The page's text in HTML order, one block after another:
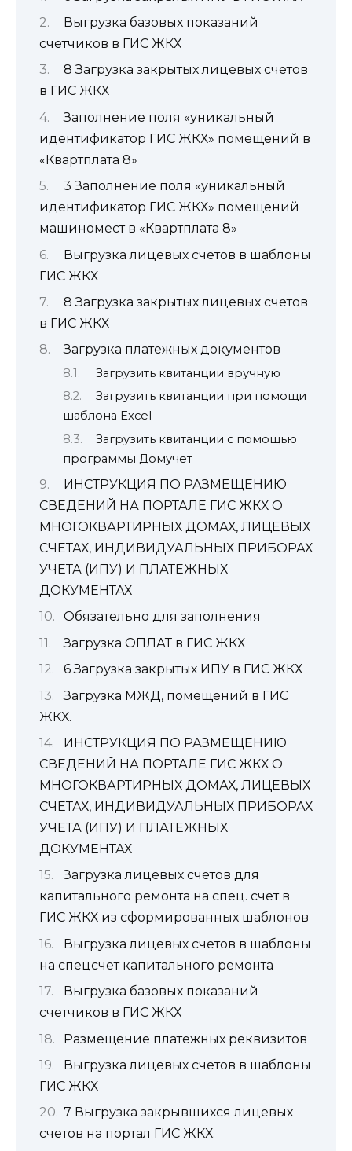
Выгрузка базовых показаний
счетчиков в ГИС ЖКХ
8 Загрузка закрытых лицевых счетов
в ГИС ЖКХ
Заполнение поля «уникальный
идентификатор ГИС ЖКХ» помещений в
«Квартплата 8»
3 Заполнение поля «уникальный
идентификатор ГИС ЖКХ» помещений
машиномест в «Квартплата 8»
Выгрузка лицевых счетов в шаблоны
ГИС ЖКХ
8 Загрузка закрытых лицевых счетов
в ГИС ЖКХ
Загрузка платежных документов
Загрузить квитанции вручную
Загрузить квитанции при помощи
шаблона Excel
Загрузить квитанции с помощью
программы Домучет
ИНСТРУКЦИЯ ПО РАЗМЕЩЕНИЮ
СВЕДЕНИЙ НА ПОРТАЛЕ ГИС ЖКХ О
МНОГОКВАРТИРНЫХ ДОМАХ, ЛИЦЕВЫХ
СЧЕТАХ, ИНДИВИДУАЛЬНЫХ ПРИБОРАХ
УЧЕТА (ИПУ) И ПЛАТЕЖНЫХ
ДОКУМЕНТАХ
Обязательно для заполнения
Загрузка ОПЛАТ в ГИС ЖКХ
6 Загрузка закрытых ИПУ в ГИС ЖКХ
Загрузка МЖД, помещений в ГИС
ЖКХ.
ИНСТРУКЦИЯ ПО РАЗМЕЩЕНИЮ
СВЕДЕНИЙ НА ПОРТАЛЕ ГИС ЖКХ О
МНОГОКВАРТИРНЫХ ДОМАХ, ЛИЦЕВЫХ
СЧЕТАХ, ИНДИВИДУАЛЬНЫХ ПРИБОРАХ
УЧЕТА (ИПУ) И ПЛАТЕЖНЫХ
ДОКУМЕНТАХ
Загрузка лицевых счетов для
капитального ремонта на спец. счет в
ГИС ЖКХ из сформированных шаблонов
Выгрузка лицевых счетов в шаблоны
на спецсчет капитального ремонта
Выгрузка базовых показаний
счетчиков в ГИС ЖКХ
Размещение платежных реквизитов
Выгрузка лицевых счетов в шаблоны
ГИС ЖКХ
7 Выгрузка закрывшихся лицевых
счетов на портал ГИС ЖКХ.